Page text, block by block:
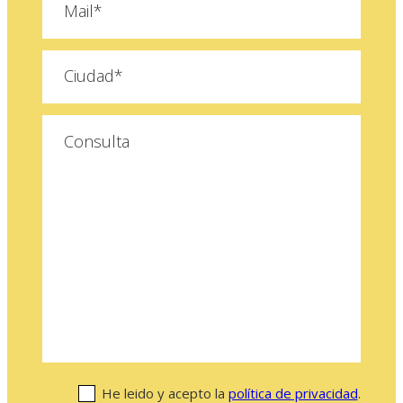
He leido y acepto la política de privacidad.